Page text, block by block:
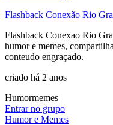
Flashback Conexão Rio
Flashback Conexao Rio
humor e memes,
conteudo engraçado.
criado há 2 anos
Humormemes
Entrar no grupo
Humor e Memes